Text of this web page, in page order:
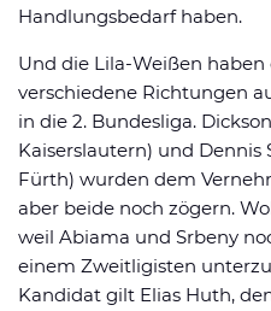
Handlungsbedarf haben.
Und die Lila-Weißen
verschiedene Richtungen
in die 2. Bundesliga.
Kaiserslautern) und Dennis
Fürth) wurden dem
aber beide noch zögern.
weil Abiama und Srbeny
einem Zweitligisten
Kandidat gilt Elias Huth,